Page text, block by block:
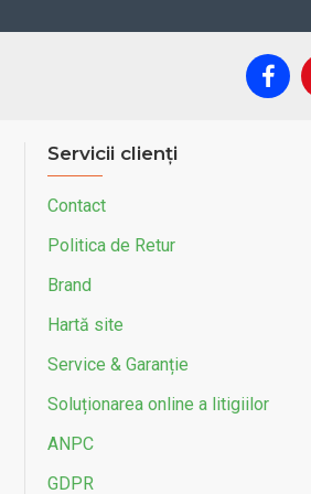
Servicii clienți
Contact
Politica de Retur
Brand
Hartă site
Service & Garanție
Soluționarea online a litigiilor
ANPC
GDPR